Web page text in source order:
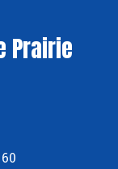
Prairie